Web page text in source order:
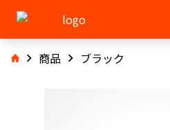
商品 ブラック